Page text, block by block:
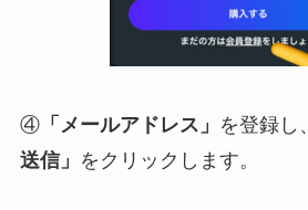
④「メールアドレス」 を登録し、
送信」 をクリックします。